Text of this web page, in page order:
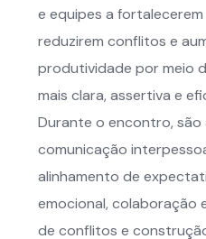
e equipes a
reduzirem conflitos e
produtividade por meio
mais clara, assertiva e
Durante o encontro,
comunicação
alinhamento de
emocional, colaboração
de conflitos e